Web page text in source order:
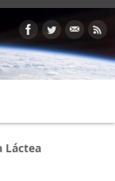
Láctea